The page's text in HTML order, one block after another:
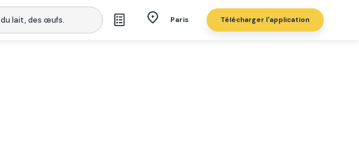
Paris Télécharger l'application